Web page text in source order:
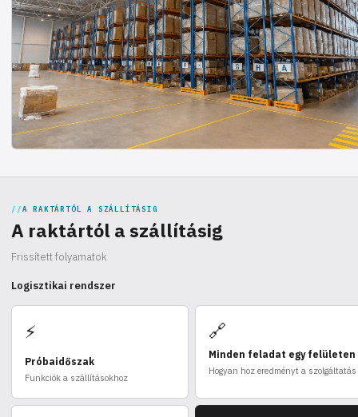
A RAKTÁRTÓL A SZÁLLÍTÁSIG
A raktártól a szállításig
Frissített folyamatok
Logisztikai rendszer
⚡
Próbaidőszak
Funkciók a szállításokhoz
🔗
Minden feladat egy felületen
Hogyan hoz eredményt a szolgáltatás